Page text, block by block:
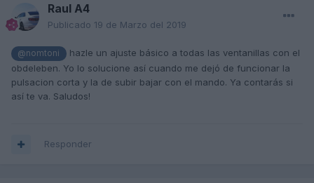
Raul A4
Publicado 19 de Marzo del 2019
@nomtoni
hazle un ajuste básico a todas las ventanillas con el
obdeleben. Yo lo solucione así cuando me dejó de funcionar la
pulsacion corta y la de subir bajar con el mando. Ya contarás si
así te va. Saludos!
Responder